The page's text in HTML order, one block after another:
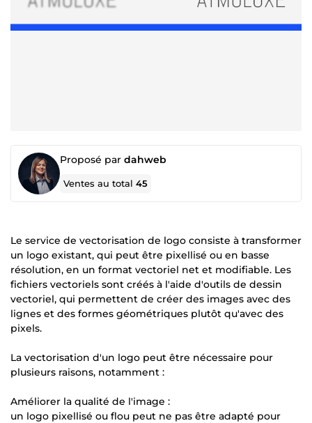
Proposé par dahweb
Ventes au total45
Le service de vectorisation de logo consiste à transformer
un logo existant, qui peut être pixellisé ou en basse
résolution, en un format vectoriel net et modifiable. Les
fichiers vectoriels sont créés à l'aide d'outils de dessin
vectoriel, qui permettent de créer des images avec des
lignes et des formes géométriques plutôt qu'avec des
pixels.
La vectorisation d'un logo peut être nécessaire pour
plusieurs raisons, notamment :
Améliorer la qualité de l'image :
un logo pixellisé ou flou peut ne pas être adapté pour